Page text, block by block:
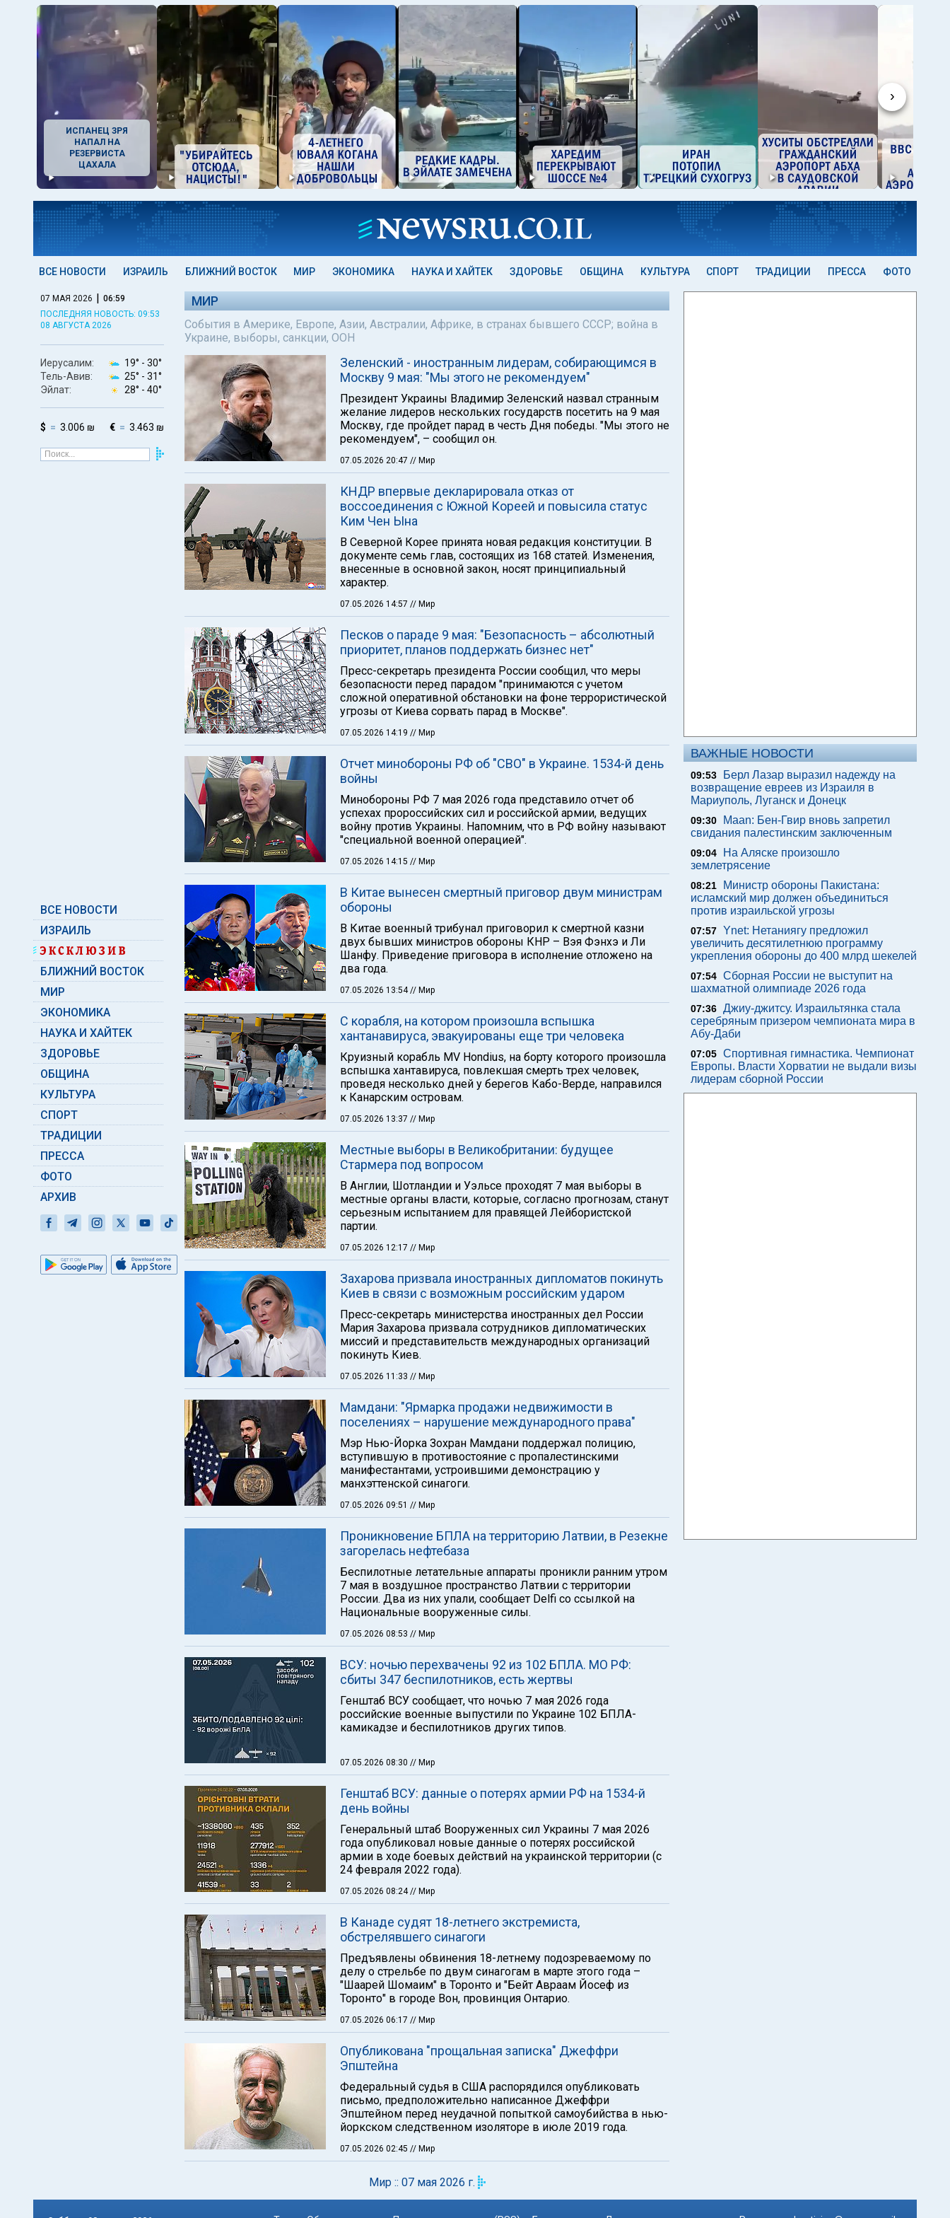
›
ИСПАНЕЦ ЗРЯ
НАПАЛ НА
РЕЗЕРВИСТА
ЦАХАЛА
ВСЕ НОВОСТИ ИЗРАИЛЬ БЛИЖНИЙ ВОСТОК МИР ЭКОНОМИКА НАУКА И ХАЙТЕК ЗДОРОВЬЕ ОБЩИНА КУЛЬТУРА СПОРТ ТРАДИЦИИ ПРЕССА ФОТО
07 МАЯ 2026 | 06:59
ПОСЛЕДНЯЯ НОВОСТЬ: 09:53
08 АВГУСТА 2026
Иерусалим: 19° - 30°
Тель-Авив:
25° - 31°
Эйлат:
28° - 40°
$ 3.006 ₪ € 3.463 ₪
ВСЕ НОВОСТИ
ИЗРАИЛЬ
БЛИЖНИЙ ВОСТОК
МИР
ЭКОНОМИКА
НАУКА И ХАЙТЕК
ЗДОРОВЬЕ
ОБЩИНА
КУЛЬТУРА
СПОРТ
ТРАДИЦИИ
ПРЕССА
ФОТО
АРХИВ
МИР
События в Америке, Европе, Азии, Австралии, Африке, в странах бывшего СССР; война в
Украине, выборы, санкции, ООН
Зеленский - иностранным лидерам, собирающимся в
Москву 9 мая: "Мы этого не рекомендуем"
Президент Украины Владимир Зеленский назвал странным
желание лидеров нескольких государств посетить на 9 мая
Москву, где пройдет парад в честь Дня победы. "Мы этого не
рекомендуем", – сообщил он.
07.05.2026 20:47 // Мир
КНДР впервые декларировала отказ от
воссоединения с Южной Кореей и повысила статус
Ким Чен Ына
В Северной Корее принята новая редакция конституции. В
документе семь глав, состоящих из 168 статей. Изменения,
внесенные в основной закон, носят принципиальный
характер.
07.05.2026 14:57 // Мир
Песков о параде 9 мая: "Безопасность – абсолютный
приоритет, планов поддержать бизнес нет"
Пресс-секретарь президента России сообщил, что меры
безопасности перед парадом "принимаются с учетом
сложной оперативной обстановки на фоне террористической
угрозы от Киева сорвать парад в Москве".
07.05.2026 14:19 // Мир
Отчет минобороны РФ об "СВО" в Украине. 1534-й день
войны
Минобороны РФ 7 мая 2026 года представило отчет об
успехах пророссийских сил и российской армии, ведущих
войну против Украины. Напомним, что в РФ войну называют
"специальной военной операцией".
07.05.2026 14:15 // Мир
В Китае вынесен смертный приговор двум министрам
обороны
В Китае военный трибунал приговорил к смертной казни
двух бывших министров обороны КНР – Вэя Фэнхэ и Ли
Шанфу. Приведение приговора в исполнение отложено на
два года.
07.05.2026 13:54// Мир
С корабля, на котором произошла вспышка
хантанавируса, эвакуированы еще три человека
Круизный корабль MV Hondius, на борту которого произошла
вспышка хантавируса, повлекшая смерть трех человек,
проведя несколько дней у берегов Кабо-Верде, направился
к Канарским островам.
07.05.2026 13:37 // Мир
Местные выборы в Великобритании: будущее
Стармера под вопросом
В Англии, Шотландии и Уэльсе проходят 7 мая выборы в
местные органы власти, которые, согласно прогнозам, станут
серьезным испытанием для правящей Лейбористской
партии.
07.05.2026 12:17 // Мир
Захарова призвала иностранных дипломатов покинуть
Киев в связи с возможным российским ударом
Пресс-секретарь министерства иностранных дел России
Мария Захарова призвала сотрудников дипломатических
миссий и представительств международных организаций
покинуть Киев.
07.05.2026 11:33 // Мир
Мамдани: "Ярмарка продажи недвижимости в
поселениях – нарушение международного права"
Мэр Нью-Йорка Зохран Мамдани поддержал полицию,
вступившую в противостояние с пропалестинскими
манифестантами, устроившими демонстрацию у
манхэттенской синагоги.
07.05.2026 09:51 // Мир
Проникновение БПЛА на территорию Латвии, в Резекне
загорелась нефтебаза
Беспилотные летательные аппараты проникли ранним утром
7 мая в воздушное пространство Латвии с территории
России. Два из них упали, сообщает Delfi со ссылкой на
Национальные вооруженные силы.
07.05.2026 08:53 // Мир
ВСУ: ночью перехвачены 92 из 102 БПЛА. МО РФ:
сбиты 347 беспилотников, есть жертвы
Генштаб ВСУ сообщает, что ночью 7 мая 2026 года
российские военные выпустили по Украине 102 БПЛА-
камикадзе и беспилотников других типов.
07.05.2026 08:30 // Мир
Генштаб ВСУ: данные о потерях армии РФ на 1534-й
день войны
Генеральный штаб Вооруженных сил Украины 7 мая 2026
года опубликовал новые данные о потерях российской
армии в ходе боевых действий на украинской территории (с
24 февраля 2022 года).
07.05.2026 08:24// Мир
В Канаде судят 18-летнего экстремиста,
обстрелявшего синагоги
Предъявлены обвинения 18-летнему подозреваемому по
делу о стрельбе по двум синагогам в марте этого года –
"Шаарей Шомаим" в Торонто и "Бейт Авраам Йосеф из
Торонто" в городе Вон, провинция Онтарио.
07.05.2026 06:17 // Мир
Опубликована "прощальная записка" Джеффри
Эпштейна
Федеральный судья в США распорядился опубликовать
письмо, предположительно написанное Джеффри
Эпштейном перед неудачной попыткой самоубийства в нью-
йоркском следственном изоляторе в июле 2019 года.
07.05.2026 02:45 // Мир
Мир :: 07 мая 2026 г.
ВАЖНЫЕ НОВОСТИ
09:53
Берл Лазар выразил надежду на
возвращение евреев из Израиля в
Мариуполь, Луганск и Донецк
09:30
Maan: Бен-Гвир вновь запретил
свидания палестинским заключенным
09:04
На Аляске произошло
землетрясение
08:21
Министр обороны Пакистана:
исламский мир должен объединиться
против израильской угрозы
07:57 Ynet: Нетаниягу предложил
увеличить десятилетнюю программу
укрепления обороны до 400 млрд шекелей
07:54 Сборная России не выступит на
шахматной олимпиаде 2026 года
07:36 Джиу-джитсу. Израильтянка стала
серебряным призером чемпионата мира в
Абу-Даби
07:05 Спортивная гимнастика. Чемпионат
Европы. Власти Хорватии не выдали визы
лидерам сборной России